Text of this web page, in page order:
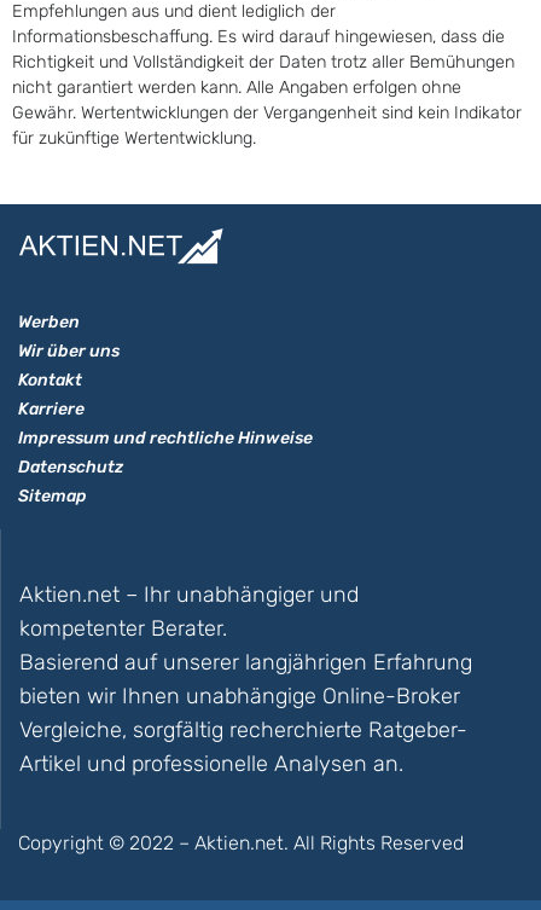
Empfehlungen aus und dient lediglich der
Informationsbeschaffung. Es wird darauf hingewiesen, dass die
Richtigkeit und Vollständigkeit der Daten trotz aller Bemühungen
nicht garantiert werden kann. Alle Angaben erfolgen ohne
Gewähr. Wertentwicklungen der Vergangenheit sind kein Indikator
für zukünftige Wertentwicklung.
Werben
Wir über uns
Kontakt
Karriere
Impressum und rechtliche Hinweise
Datenschutz
Sitemap
Aktien.net – Ihr unabhängiger und
kompetenter Berater.
Basierend auf unserer langjährigen Erfahrung
bieten wir Ihnen unabhängige Online-Broker
Vergleiche, sorgfältig recherchierte Ratgeber-
Artikel und professionelle Analysen an.
Copyright © 2022 – Aktien.net. All Rights Reserved